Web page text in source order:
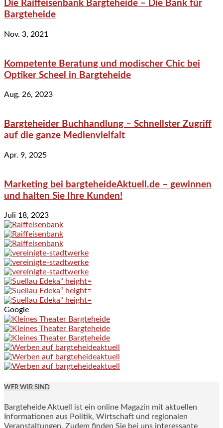
Die Raiffeisenbank Bargteheide – Die Bank für
Bargteheide
Nov. 3, 2021
Kompetente Beratung und modischer Chic bei
Optiker Scheel in Bargteheide
Aug. 26, 2023
Bargteheider Buchhandlung – Schnellster Zugriff
auf die ganze Medienvielfalt
Apr. 9, 2025
Marketing bei bargteheideAktuell.de – gewinnen
und halten Sie Ihre Kunden!
Juli 18, 2023
Google
WER WIR SIND
Bargteheide Aktuell ist ein online Magazin mit aktuellen
Informationen aus Politik, Wirtschaft und regionalen
Veranstaltungen. Zudem finden Sie bei uns interessante